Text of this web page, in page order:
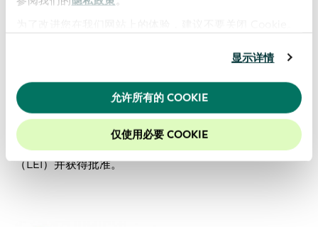
显示详情
允许所有的 COOKIE
仅使用必要 COOKIE
放标准，利用开源技术开发创新型智能解决方案。
开发可移植和可互操作的智能解决方案，从而避免供应商
动的商业生态系统。GLEIF 是 FIWARE 基金会的合作伙
伴，被纳入 FIWARE 全球生态系统。FIWARE 和 GLEIF 合
作促进基于开放标准的全球数据互操作框架，使来自移
动、工业和其他经济部门的法定实体能够识别编码
（LEI）并获得批准。